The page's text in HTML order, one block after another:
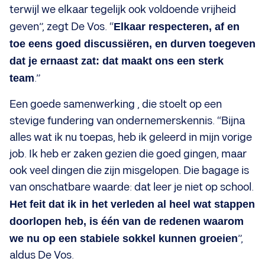
terwijl we elkaar tegelijk ook voldoende vrijheid
geven”, zegt De Vos. “Elkaar respecteren, af en
toe eens goed discussiëren, en durven toegeven
dat je ernaast zat: dat maakt ons een sterk
team.”
Een goede samenwerking , die stoelt op een
stevige fundering van ondernemerskennis. “Bijna
alles wat ik nu toepas, heb ik geleerd in mijn vorige
job. Ik heb er zaken gezien die goed gingen, maar
ook veel dingen die zijn misgelopen. Die bagage is
van onschatbare waarde: dat leer je niet op school.
Het feit dat ik in het verleden al heel wat stappen
doorlopen heb, is één van de redenen waarom
we nu op een stabiele sokkel kunnen groeien”,
aldus De Vos.